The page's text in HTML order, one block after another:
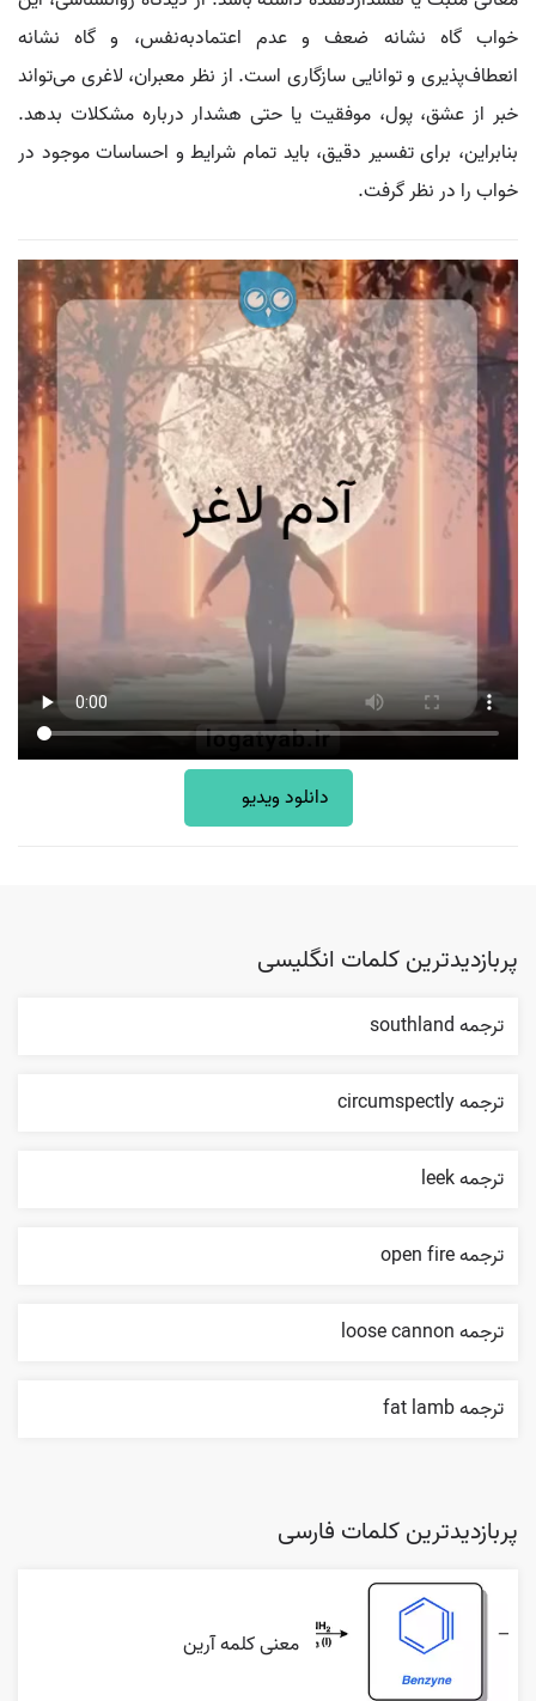
خواب گاه نشانه ضعف و عدم اعتمادبه‌نفس، و گاه نشانه
انعطاف‌پذیری و توانایی سازگاری است. از نظر معبران، لاغری می‌تواند
خبر از عشق، پول، موفقیت یا حتی هشدار درباره مشکلات بدهد.
بنابراین، برای تفسیر دقیق، باید تمام شرایط و احساسات موجود در
خواب را در نظر گرفت.
دانلود ویدیو
پربازدیدترین کلمات انگلیسی
ترجمه southland
ترجمه circumspectly
ترجمه leek
ترجمه open fire
ترجمه loose cannon
ترجمه fat lamb
پربازدیدترین کلمات فارسی
معنی کلمه آرین